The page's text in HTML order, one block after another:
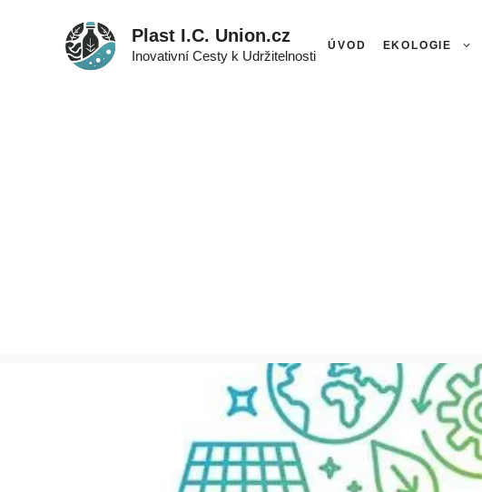
Plast I.C. Union.cz
Inovativní Cesty k Udržitelnosti
ÚVOD EKOLOGIE